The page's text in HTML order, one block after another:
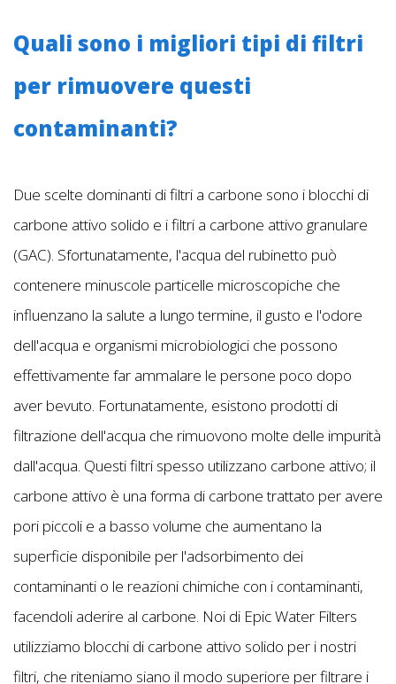
Quali sono i migliori tipi di filtri
per rimuovere questi
contaminanti?
Due scelte dominanti di filtri a carbone sono i blocchi di
carbone attivo solido e i filtri a carbone attivo granulare
(GAC). Sfortunatamente, l'acqua del rubinetto può
contenere minuscole particelle microscopiche che
influenzano la salute a lungo termine, il gusto e l'odore
dell'acqua e organismi microbiologici che possono
effettivamente far ammalare le persone poco dopo
aver bevuto. Fortunatamente, esistono prodotti di
filtrazione dell'acqua che rimuovono molte delle impurità
dall'acqua. Questi filtri spesso utilizzano carbone attivo; il
carbone attivo è una forma di carbone trattato per avere
pori piccoli e a basso volume che aumentano la
superficie disponibile per l'adsorbimento dei
contaminanti o le reazioni chimiche con i contaminanti,
facendoli aderire al carbone. Noi di Epic Water Filters
utilizziamo blocchi di carbone attivo solido per i nostri
filtri, che riteniamo siano il modo superiore per filtrare i